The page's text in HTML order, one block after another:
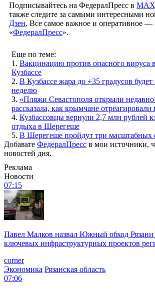
Подписывайтесь на ФедералПресс в МАХ
также следите за самыми интересными
Дзен. Все самое важное и оперативное —
«ФедералПресс».
Еще по теме:
1. Вакцинацию против опасного вируса
Кузбассе
2. В Кузбассе жара до +35 градусов будет
неделю
3. «Пляжи Севастополя открыли
рассказала, как крымчане отреагировали
4. Кузбассовцы вернули 2,7 млн рублей
отдыха в Шерегеше
5. В Шерегеше пройдут три масштабных
Добавьте ФедералПресс в мои источники,
новостей дня.
Реклама
Новости
07:15
Павел Малков назвал Южный обход
ключевых инфраструктурных проектов
corner
Экономика Рязанская область
07:06